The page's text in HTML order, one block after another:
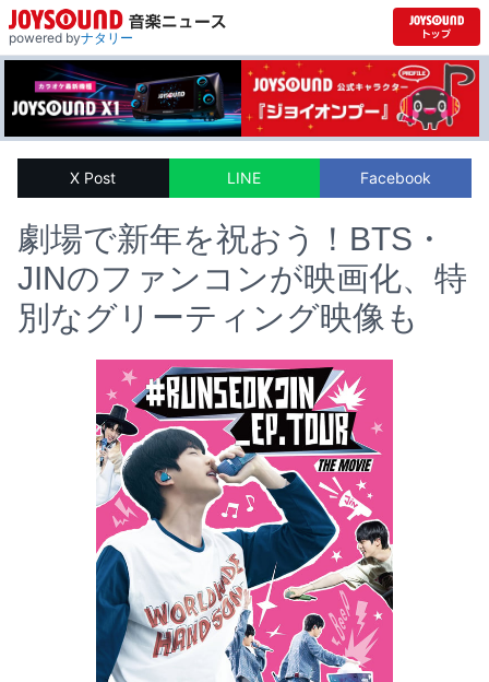
powered byナタリー
X Post LINE Facebook
劇場で新年を祝おう！BTS・
JINのファンコンが映画化、特
別なグリーティング映像も